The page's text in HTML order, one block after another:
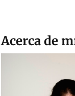
Acerca de